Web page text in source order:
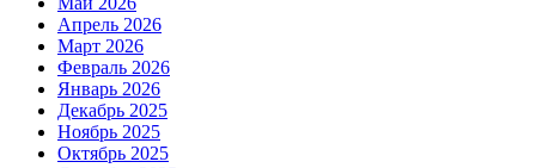
Апрель 2026
Март 2026
Февраль 2026
Январь 2026
Декабрь 2025
Ноябрь 2025
Октябрь 2025